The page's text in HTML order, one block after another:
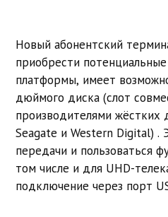
Новый абонентский
приобрести
платформы, имеет
дюймого диска (слот
производителями жёстких
Seagate и Western Digital) .
передачи и пользоваться
том числе и для UHD-
подключение через порт